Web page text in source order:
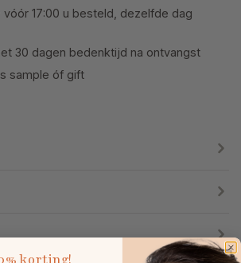
vóór 17:00 u besteld, dezelfde dag
30 dagen bedenktijd na ontvangst
sample óf gift